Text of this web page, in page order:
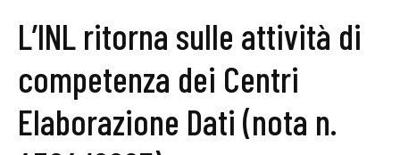
L’INL ritorna sulle attività di
competenza dei Centri
Elaborazione Dati (nota n.